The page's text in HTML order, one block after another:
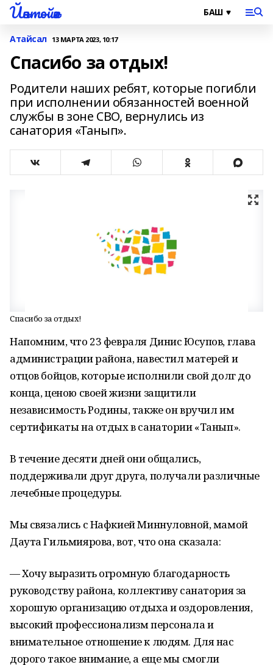
Йәнтөйәк
Атайсал 13 МАРТА 2023, 10:17
Спасибо за отдых!
Родители наших ребят, которые погибли
при исполнении обязанностей военной
службы в зоне СВО, вернулись из
санатория «Танып».
Спасибо за отдых!
Напомним, что 23 февраля Динис Юсупов, глава
администрации района, навестил матерей и
отцов бойцов, которые исполнили свой долг до
конца, ценою своей жизни защитили
независимость Родины, также он вручил им
сертификаты на отдых в санатории «Танып».
В течение десяти дней они общались,
поддерживали друг друга, получали различные
лечебные процедуры.
Мы связались с Нафкией Миннуловной, мамой
Даута Гильмиярова, вот, что она сказала:
— Хочу выразить огромную благодарность
руководству района, коллективу санатория за
хорошую организацию отдыха и оздоровления,
высокий профессионализм персонала и
внимательное отношение к людям. Для нас
дорого такое внимание, а еще мы смогли